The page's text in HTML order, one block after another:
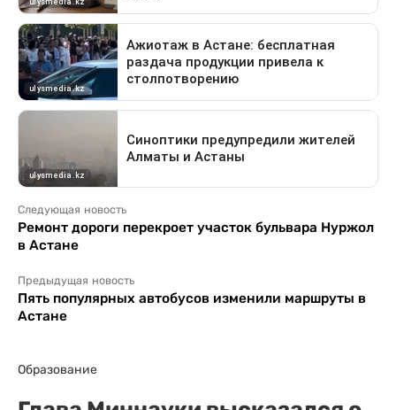
Следующая новость
Ремонт дороги перекроет участок бульвара Нуржол
в Астане
Предыдущая новость
Пять популярных автобусов изменили маршруты в
Астане
Образование